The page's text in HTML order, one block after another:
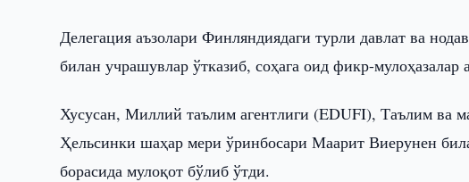
Делегация аъзолари Финляндиядаги турли давлат ва
билан учрашувлар ўтказиб, соҳага оид фикр-мулоҳазалар
Хусусан, Миллий таълим агентлиги (EDUFI), Таълим ва
Ҳельсинки шаҳар мери ўринбосари Маарит Виерунен
борасида мулоқот бўлиб ўтди.